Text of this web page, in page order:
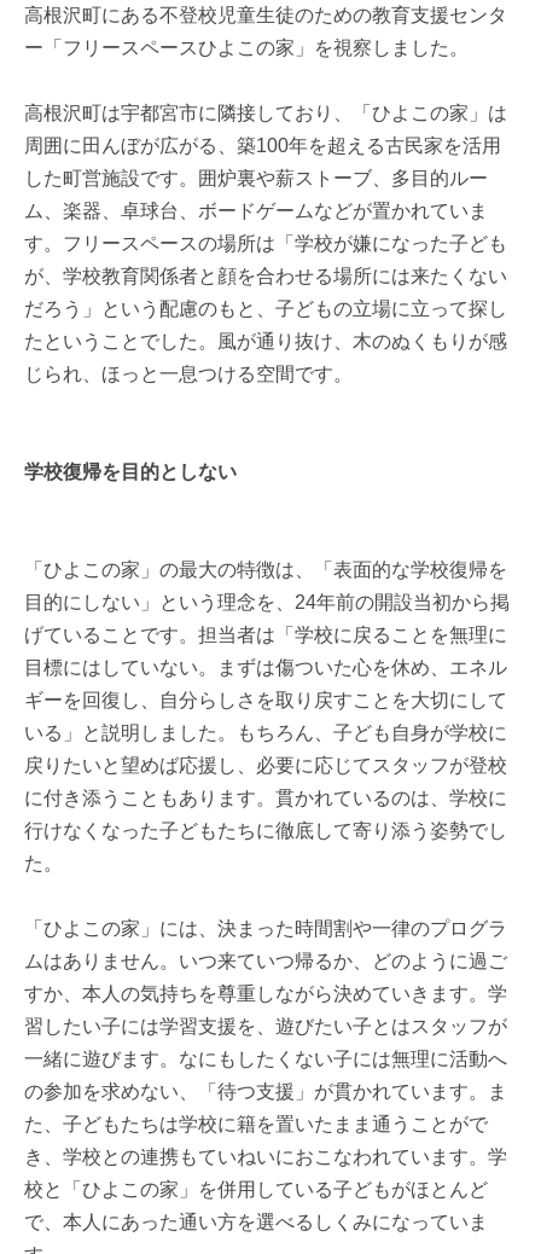
高根沢町にある不登校児童生徒のための教育支援センタ
ー「フリースペースひよこの家」を視察しました。
高根沢町は宇都宮市に隣接しており、「ひよこの家」は
周囲に田んぼが広がる、築100年を超える古民家を活用
した町営施設です。囲炉裏や薪ストーブ、多目的ルー
ム、楽器、卓球台、ボードゲームなどが置かれていま
す。フリースペースの場所は「学校が嫌になった子ども
が、学校教育関係者と顔を合わせる場所には来たくない
だろう」という配慮のもと、子どもの立場に立って探し
たということでした。風が通り抜け、木のぬくもりが感
じられ、ほっと一息つける空間です。
学校復帰を目的としない
「ひよこの家」の最大の特徴は、「表面的な学校復帰を
目的にしない」という理念を、24年前の開設当初から掲
げていることです。担当者は「学校に戻ることを無理に
目標にはしていない。まずは傷ついた心を休め、エネル
ギーを回復し、自分らしさを取り戻すことを大切にして
いる」と説明しました。もちろん、子ども自身が学校に
戻りたいと望めば応援し、必要に応じてスタッフが登校
に付き添うこともあります。貫かれているのは、学校に
行けなくなった子どもたちに徹底して寄り添う姿勢でし
た。
「ひよこの家」には、決まった時間割や一律のプログラ
ムはありません。いつ来ていつ帰るか、どのように過ご
すか、本人の気持ちを尊重しながら決めていきます。学
習したい子には学習支援を、遊びたい子とはスタッフが
一緒に遊びます。なにもしたくない子には無理に活動へ
の参加を求めない、「待つ支援」が貫かれています。ま
た、子どもたちは学校に籍を置いたまま通うことがで
き、学校との連携もていねいにおこなわれています。学
校と「ひよこの家」を併用している子どもがほとんど
で、本人にあった通い方を選べるしくみになっていま